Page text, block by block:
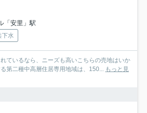
「安里」駅
下水
ているなら、ニーズも高いこちらの売地はいか
第二種中高層住居専用地域は、150... もっと見